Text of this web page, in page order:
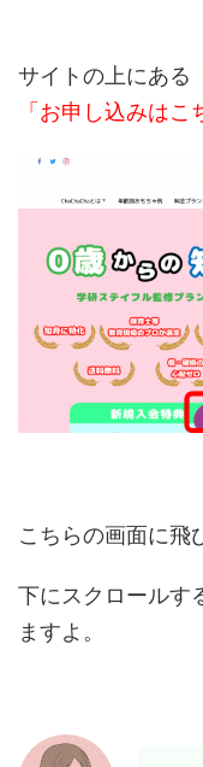
サイトの上にある
「お申し込みはこ
こちらの画面に飛
下にスクロールす
ますよ。